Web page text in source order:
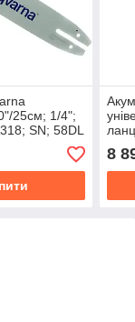
25см; 1/4";
SN; 58DL
P
8